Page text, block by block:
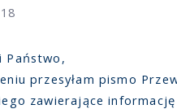
Państwo,
przesyłam pismo
zawierające